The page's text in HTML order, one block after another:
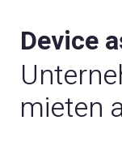
Device
mieten